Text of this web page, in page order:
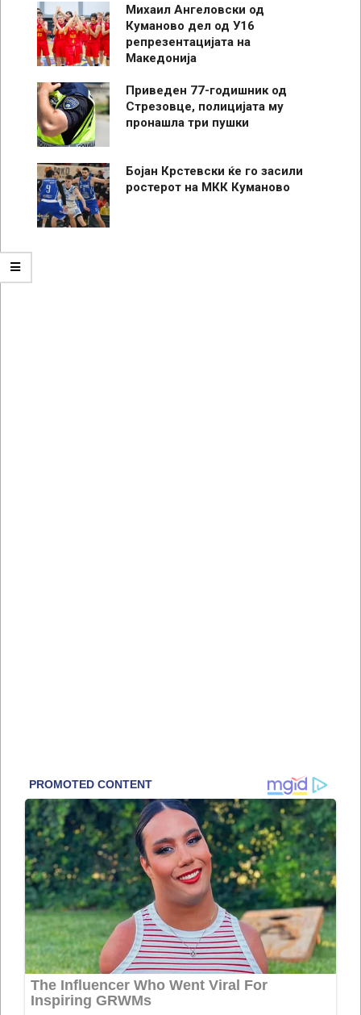
Михаил Ангеловски од
Куманово дел од У16
репрезентацијата на
Македонија
Приведен 77-годишник од
Стрезовце, полицијата му
пронашла три пушки
Бојан Крстевски ќе го засили
ростерот на МКК Куманово